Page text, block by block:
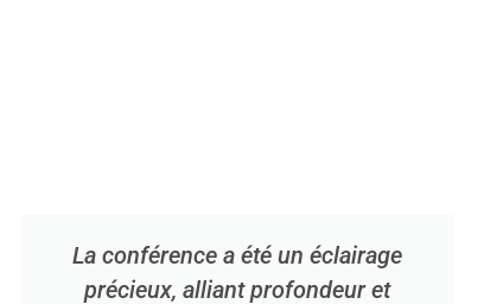
La conférence a été un éclairage
précieux, alliant profondeur et